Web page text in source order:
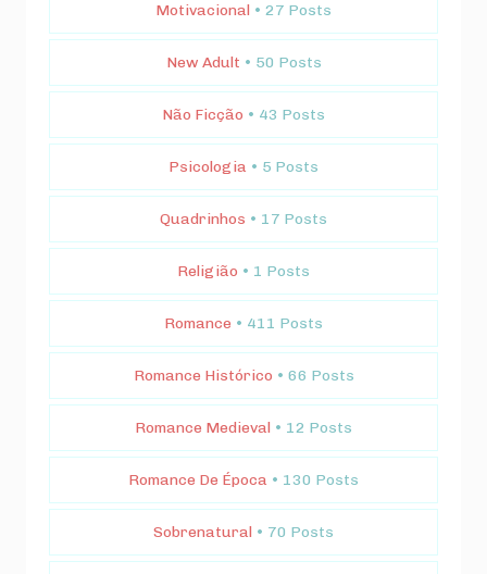
Motivacional • 27 Posts
New Adult • 50 Posts
Não Ficção • 43 Posts
Psicologia • 5 Posts
Quadrinhos • 17 Posts
Religião • 1 Posts
Romance • 411 Posts
Romance Histórico • 66 Posts
Romance Medieval • 12 Posts
Romance De Época • 130 Posts
Sobrenatural • 70 Posts